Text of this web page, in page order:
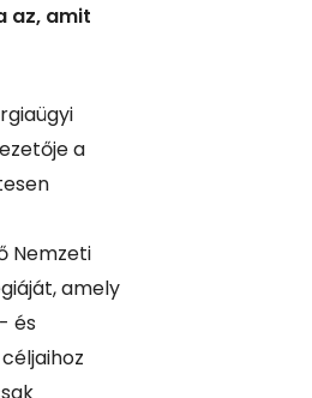
az, amit
a
Nemzeti
amely
és